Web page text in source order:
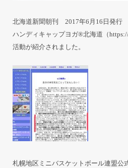
北海道新聞朝刊 2017年6月16日発行
ハンディキャップヨガ®北海道（
活動が紹介されました。
札幌地区ミニバスケットボール連盟公